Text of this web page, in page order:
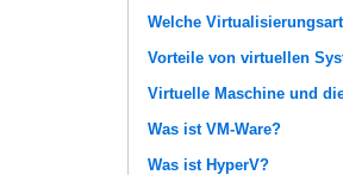
Welche
Vorteile von virtuellen
Virtuelle Maschine und
Was ist VM-Ware?
Was ist HyperV?